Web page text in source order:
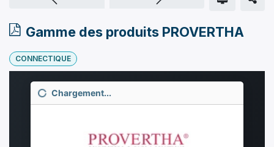
Gamme des produits PROVERTHA
CONNECTIQUE